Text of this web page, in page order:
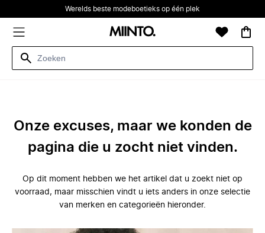
Werelds beste modeboetieks op één plek
Onze excuses, maar we konden de
pagina die u zocht niet vinden.
Op dit moment hebben we het artikel dat u zoekt niet op
voorraad, maar misschien vindt u iets anders in onze selectie
van merken en categorieën hieronder.